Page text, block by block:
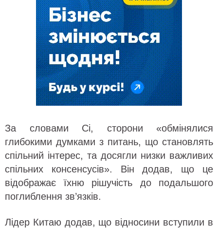
За словами Сі, сторони «обмінялися
глибокими думками з питань, що становлять
спільний інтерес, та досягли низки важливих
спільних консенсусів». Він додав, що це
відображає їхню рішучість до подальшого
поглиблення зв’язків.
Лідер Китаю додав, що відносини вступили в